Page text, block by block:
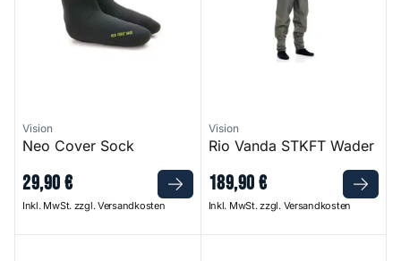
Vision
Neo Cover Sock
29,90€
Inkl. MwSt. zzgl. Versandkosten
Vision
Rio Vanda STKFT Wader
189,90€
Inkl. MwSt. zzgl. Versandkosten